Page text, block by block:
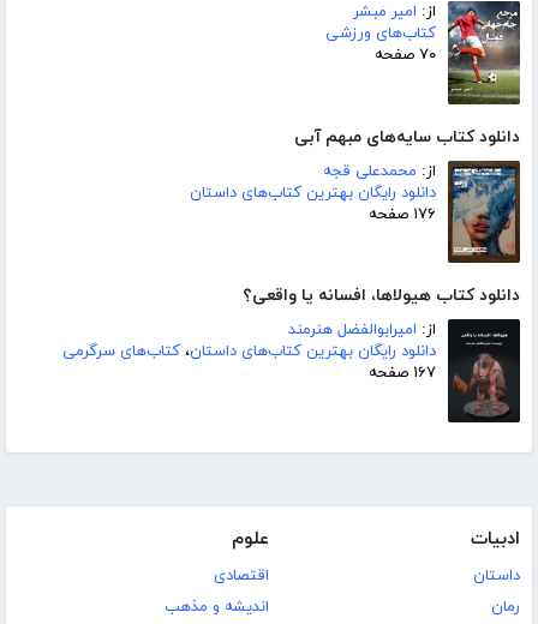
از: امیر مبشر
کتاب‌های ورزشی
۷۰ صفحه
دانلود کتاب سایه‌های مبهم آبی
از: محمدعلی قجه
دانلود رایگان بهترین کتاب‌های داستان
۱۷۶ صفحه
دانلود کتاب هیولاها، افسانه یا واقعی؟
از: امیرابوالفضل هنرمند
دانلود رایگان بهترین کتاب‌های داستان، کتاب‌های سرگرمی
۱۶۷ صفحه
ادبیات
داستان
رمان
علوم
اقتصادی
اندیشه و مذهب